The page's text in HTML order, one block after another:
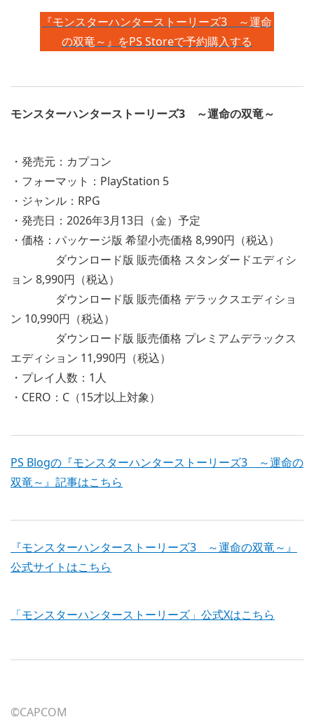
『モンスターハンターストーリーズ3 ～運命
の双竜～』をPS Storeで予約購入する
モンスターハンターストーリーズ3 ～運命の双竜～
・発売元：カプコン
・フォーマット：PlayStation 5
・ジャンル：RPG
・発売日：2026年3月13日（金）予定
・価格：パッケージ版 希望小売価格 8,990円（税込）
ダウンロード版 販売価格 スタンダードエディシ
ョン 8,990円（税込）
ダウンロード版 販売価格 デラックスエディショ
ン 10,990円（税込）
ダウンロード版 販売価格 プレミアムデラックス
エディション 11,990円（税込）
・プレイ人数：1人
・CERO：C（15才以上対象）
PS Blogの『モンスターハンターストーリーズ3 ～運命の
双竜～』記事はこちら
『モンスターハンターストーリーズ3 ～運命の双竜～』
公式サイトはこちら
「モンスターハンターストーリーズ」公式Xはこちら
©CAPCOM